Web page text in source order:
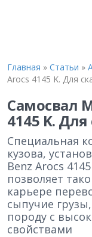
Главная » Статьи »
Arocs 4145 K. Для
Самосвал
4145 K.
Специальная
кузова,
Benz Arocs
позволяет
карьере
сыпучие
породу с
свойствами